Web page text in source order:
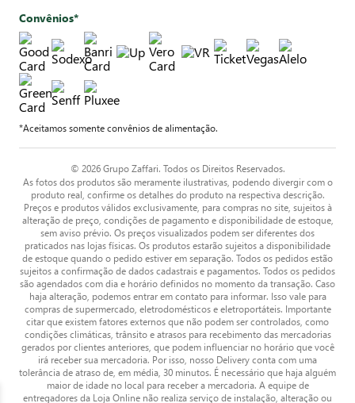
Convênios*
*Aceitamos somente convênios de alimentação.
© 2026 Grupo Zaffari. Todos os Direitos Reservados.
As fotos dos produtos são meramente ilustrativas, podendo divergir com o
produto real, confirme os detalhes do produto na respectiva descrição.
Preços e produtos válidos exclusivamente, para compras no site, sujeitos à
alteração de preço, condições de pagamento e disponibilidade de estoque,
sem aviso prévio. Os preços visualizados podem ser diferentes dos
praticados nas lojas físicas. Os produtos estarão sujeitos a disponibilidade
de estoque quando o pedido estiver em separação. Todos os pedidos estão
sujeitos a confirmação de dados cadastrais e pagamentos. Todos os pedidos
são agendados com dia e horário definidos no momento da transação. Caso
haja alteração, podemos entrar em contato para informar. Isso vale para
compras de supermercado, eletrodomésticos e eletroportáteis. Importante
citar que existem fatores externos que não podem ser controlados, como
condições climáticas, trânsito e atrasos para recebimento das mercadorias
gerados por clientes anteriores, que podem influenciar no horário que você
irá receber sua mercadoria. Por isso, nosso Delivery conta com uma
tolerância de atraso de, em média, 30 minutos. É necessário que haja alguém
maior de idade no local para receber a mercadoria. A equipe de
entregadores da Loja Online não realiza serviço de instalação, alteração ou